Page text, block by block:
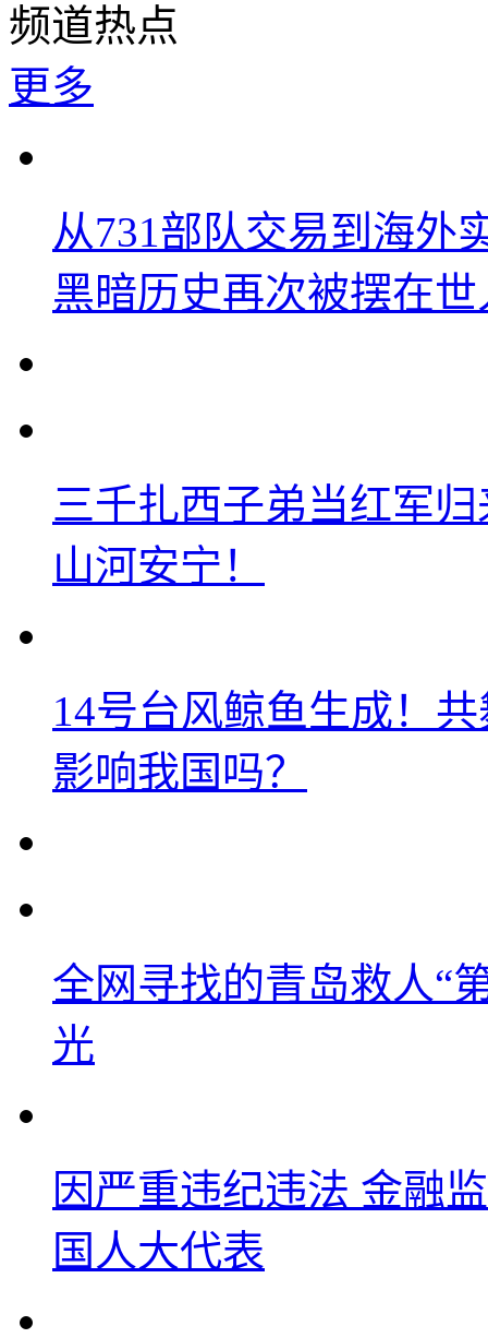
频道热点
更多
从731部队交易到海外
黑暗历史再次被摆在
三千扎西子弟当红军
山河安宁！
14号台风鲸鱼生成！
影响我国吗？
全网寻找的青岛救人“
光
因严重违纪违法 金融
国人大代表